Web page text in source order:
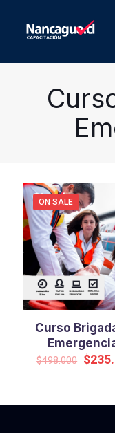
ON SALE
Curso
$498.000 $